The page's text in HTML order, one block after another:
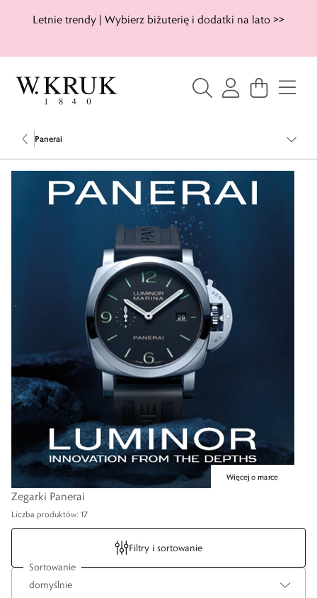
Letnie trendy | Wybierz biżuterię i dodatki na lato >>
Panerai
Zegarki Panerai
Liczba produktów: 17
Filtry i sortowanie
Sortowanie